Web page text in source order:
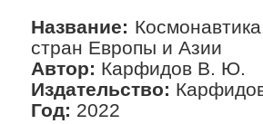
Название:
стран Европы и Азии
Автор: Карфидов В. Ю.
Издательство:
Год: 2022